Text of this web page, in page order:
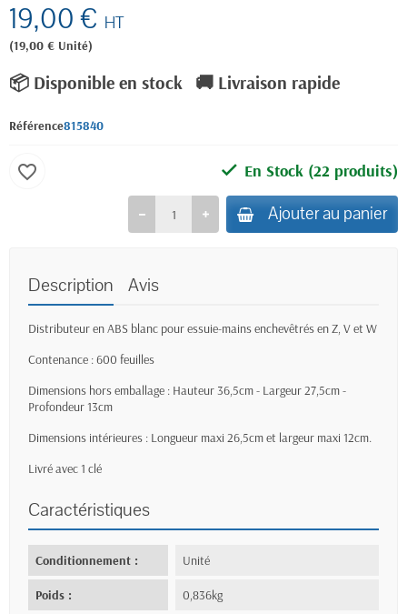
19,00 € HT
(19,00 € Unité)
📦 Disponible en stock 🚚 Livraison rapide
Référence815840
En Stock (22 produits)
Ajouter au panier
favorite_border
Description Avis
Distributeur en ABS blanc pour essuie-mains enchevêtrés en Z, V et W
Contenance : 600 feuilles
Dimensions hors emballage : Hauteur 36,5cm - Largeur 27,5cm -
Profondeur 13cm
Dimensions intérieures : Longueur maxi 26,5cm et largeur maxi 12cm.
Livré avec 1 clé
Caractéristiques
Conditionnement : Unité
Poids : 0,836kg